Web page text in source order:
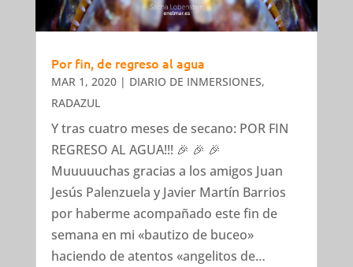
Por fin, de regreso al agua
MAR 1, 2020| DIARIO DE INMERSIONES,
RADAZUL
Y tras cuatro meses de secano: POR FIN
REGRESO AL AGUA!!! 🎉 🎉 🎉
Muuuuuchas gracias a los amigos Juan
Jesús Palenzuela y Javier Martín Barrios
por haberme acompañado este fin de
semana en mi «bautizo de buceo»
haciendo de atentos «angelitos de…